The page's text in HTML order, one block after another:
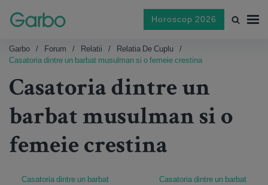
Horoscop 2026
Garbo Forum Relatii
Relatia De Cuplu
Casatoria dintre un barbat musulman si o femeie crestina
Casatoria dintre un
barbat musulman si o
femeie crestina
Casatoria dintre un barbat
Casatoria dintre un barbat